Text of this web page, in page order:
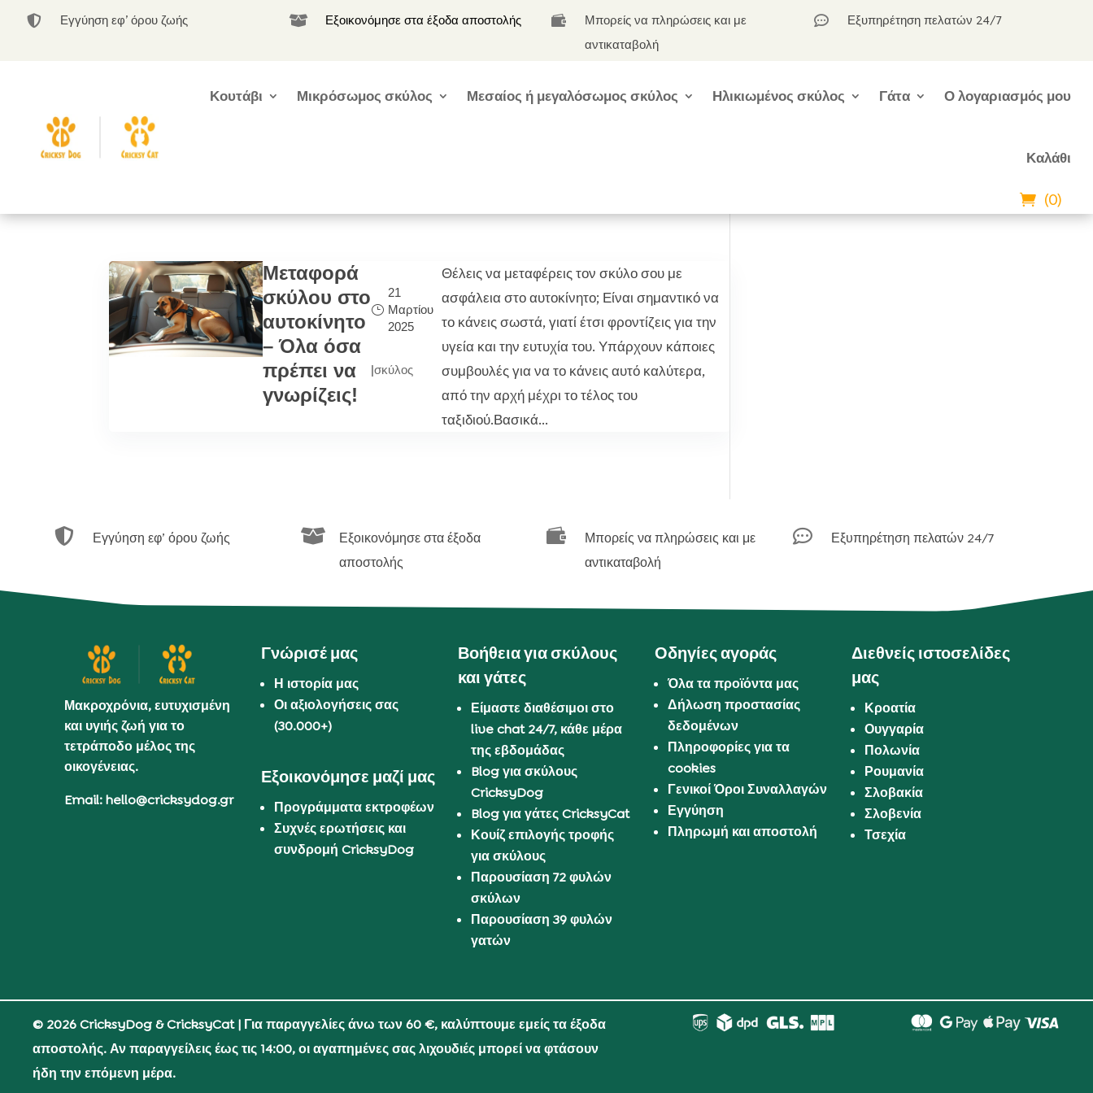
 Εγγύηση εφ’ όρου ζωής  Εξοικονόμησε στα έξοδα αποστολής 
Μπορείς να πληρώσεις και με
αντικαταβολή
 Εξυπηρέτηση πελατών 24/7
Κουτάβι Μικρόσωμος σκύλος Μεσαίος ή μεγαλόσωμος σκύλος Ηλικιωμένος σκύλος Γάτα Ο λογαριασμός μου
Καλάθι
(0)
Μεταφορά
σκύλου στο
αυτοκίνητο
– Όλα όσα
πρέπει να
γνωρίζεις!
21
Μαρτίου
2025
|σκύλος
Θέλεις να μεταφέρεις τον σκύλο σου με
ασφάλεια στο αυτοκίνητο; Είναι σημαντικό να
το κάνεις σωστά, γιατί έτσι φροντίζεις για την
υγεία και την ευτυχία του. Υπάρχουν κάποιες
συμβουλές για να το κάνεις αυτό καλύτερα,
από την αρχή μέχρι το τέλος του
ταξιδιού.Βασικά...
 Εγγύηση εφ’ όρου ζωής 
Εξοικονόμησε στα έξοδα
αποστολής

Μπορείς να πληρώσεις και με
αντικαταβολή
 Εξυπηρέτηση πελατών 24/7
Μακροχρόνια, ευτυχισμένη
και υγιής ζωή για το
τετράποδο μέλος της
οικογένειας.
Email: hello@cricksydog.gr
Γνώρισέ μας
Η ιστορία μας
Οι αξιολογήσεις σας
(30.000+)
Εξοικονόμησε μαζί μας
Προγράμματα εκτροφέων
Συχνές ερωτήσεις και
συνδρομή CricksyDog
Βοήθεια για σκύλους
και γάτες
Είμαστε διαθέσιμοι στο
live chat 24/7, κάθε μέρα
της εβδομάδας
Blog για σκύλους
CricksyDog
Blog για γάτες CricksyCat
Κουίζ επιλογής τροφής
για σκύλους
Παρουσίαση 72 φυλών
σκύλων
Παρουσίαση 39 φυλών
γατών
Οδηγίες αγοράς
Όλα τα προϊόντα μας
Δήλωση προστασίας
δεδομένων
Πληροφορίες για τα
cookies
Γενικοί Όροι Συναλλαγών
Εγγύηση
Πληρωμή και αποστολή
Διεθνείς ιστοσελίδες
μας
Κροατία
Ουγγαρία
Πολωνία
Ρουμανία
Σλοβακία
Σλοβενία
Τσεχία
© 2026 CricksyDog & CricksyCat| Για παραγγελίες άνω των 60 €, καλύπτουμε εμείς τα έξοδα
αποστολής. Αν παραγγείλεις έως τις 14:00, οι αγαπημένες σας λιχουδιές μπορεί να φτάσουν
ήδη την επόμενη μέρα.